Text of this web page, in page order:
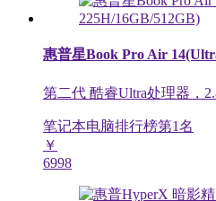
惠普星Book Pro Air
第二代 酷睿Ultra处理器，
笔记本电脑排行榜第1名
￥
6998